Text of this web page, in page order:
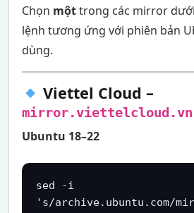
Chọn mộttrong các mirror dưới
lệnh tương ứng với phiên bản
dùng.
Viettel Cloud –
mirror.viettelcloud.vn
Ubuntu 18–22
sed -i
's/archive.ubuntu.com/